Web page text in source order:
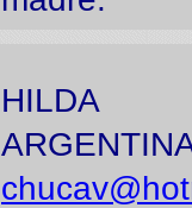
HILDA